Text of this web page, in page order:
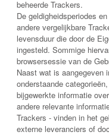
beheerde Trackers.
De geldigheidsperiodes
andere vergelijkbare
levensduur die door de
ingesteld. Sommige
browsersessie van de
Naast wat is aangegeven
onderstaande
bijgewerkte informatie
andere relevante
Trackers - vinden in het
externe leveranciers of